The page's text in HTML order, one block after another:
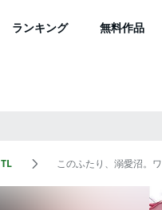
ランキング 無料作品
TL このふたり、溺愛沼。